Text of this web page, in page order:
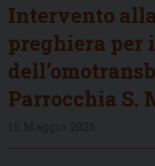
Intervento
preghiera per
Parrocchia S.